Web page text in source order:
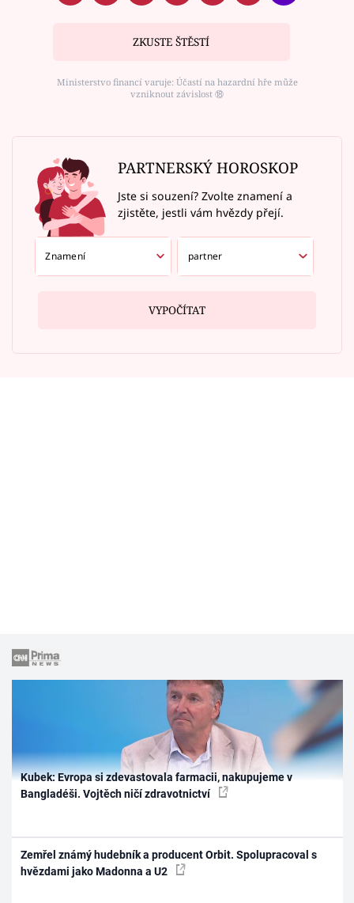
ZKUSTE ŠTĚSTÍ
Ministerstvo financí varuje: Účastí na hazardní hře může
vzniknout závislost ⑱
PARTNERSKÝ HOROSKOP
Jste si souzení? Zvolte znamení a
zjistěte, jestli vám hvězdy přejí.
VYPOČÍTAT
Kubek: Evropa si zdevastovala farmacii, nakupujeme v
Bangladéši. Vojtěch ničí zdravotnictví
Zemřel známý hudebník a producent Orbit. Spolupracoval s
hvězdami jako Madonna a U2